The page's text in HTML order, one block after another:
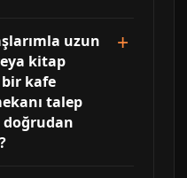
uzun
kitap
kafe
talep
doğrudan